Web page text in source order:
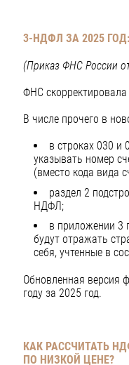
3-НДФЛ ЗА 2025
(Приказ ФНС России
ФНС
В числе прочего в
в строках 030 и
указывать номер
(вместо кода вида
раздел 2
НДФЛ;
в приложении 3
будут отражать
себя, учтенные в
Обновленная версия
году за 2025 год.
КАК РАССЧИТАТЬ
ПО НИЗКОЙ ЦЕНЕ?